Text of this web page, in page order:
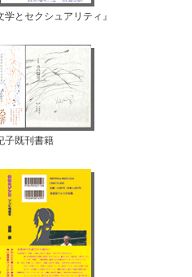
とセクシュアリティ』
子既刊書籍